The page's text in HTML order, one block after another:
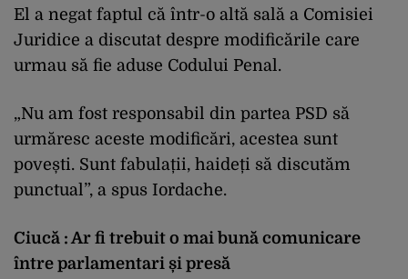
El a negat faptul că într-o altă sală a Comisiei
Juridice a discutat despre modificările care
urmau să fie aduse Codului Penal.
„Nu am fost responsabil din partea PSD să
urmăresc aceste modificări, acestea sunt
povești. Sunt fabulații, haideți să discutăm
punctual”, a spus Iordache.
Ciucă : Ar fi trebuit o mai bună comunicare
între parlamentari și presă